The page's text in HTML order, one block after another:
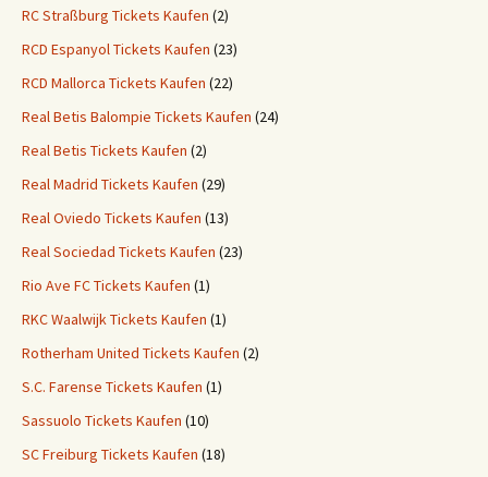
RC Straßburg Tickets Kaufen (2)
RCD Espanyol Tickets Kaufen (23)
RCD Mallorca Tickets Kaufen (22)
Real Betis Balompie Tickets Kaufen (24)
Real Betis Tickets Kaufen (2)
Real Madrid Tickets Kaufen (29)
Real Oviedo Tickets Kaufen (13)
Real Sociedad Tickets Kaufen (23)
Rio Ave FC Tickets Kaufen (1)
RKC Waalwijk Tickets Kaufen (1)
Rotherham United Tickets Kaufen (2)
S.C. Farense Tickets Kaufen (1)
Sassuolo Tickets Kaufen (10)
SC Freiburg Tickets Kaufen (18)